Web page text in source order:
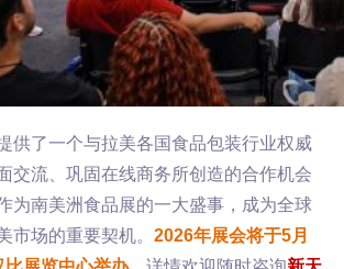
供了一个与拉美各国食品包装行业权威
交流、巩固在线商务所创造的合作机会
为南美洲食品展的一大盛事，成为全球
市场的重要契机。 2026年展会将于5月